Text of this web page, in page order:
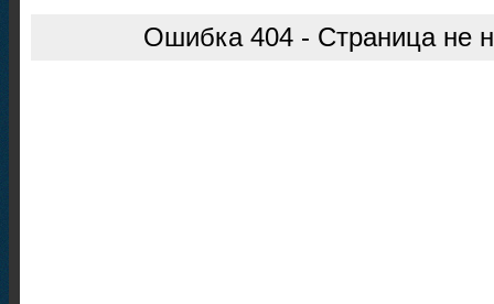
Ошибка 404 - Страница не